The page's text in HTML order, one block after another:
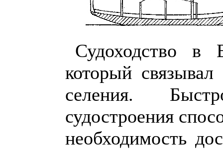
Судоходство в
который
селения.
судостроения
необходимость